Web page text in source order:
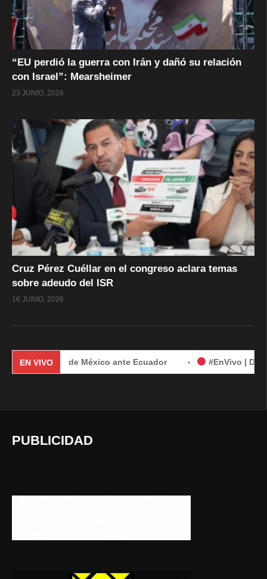
“EU perdió la guerra con Irán y dañó su relación
con Israel”: Mearsheimer
23 JUNIO, 2026
Cruz Pérez Cuéllar en el congreso aclara temas
sobre adeudo del ISR
16 JUNIO, 2026
EN VIVO
de México ante Ecuador #EnVivo | Demanda de
PUBLICIDAD